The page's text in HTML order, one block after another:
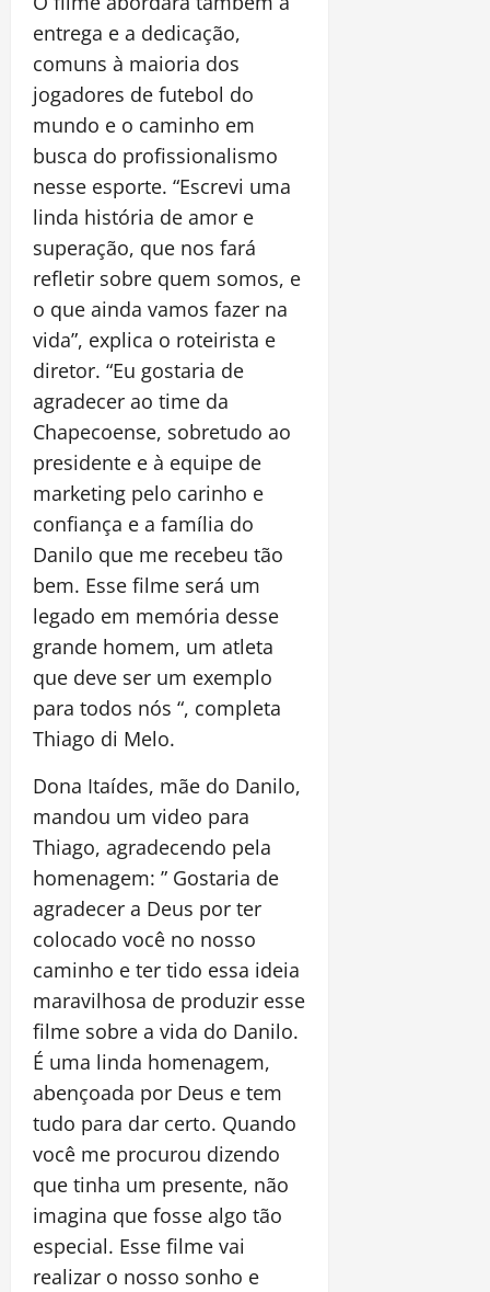
entrega e a dedicação,
comuns à maioria dos
jogadores de futebol do
mundo e o caminho em
busca do profissionalismo
nesse esporte. “Escrevi uma
linda história de amor e
superação, que nos fará
refletir sobre quem somos, e
o que ainda vamos fazer na
vida”, explica o roteirista e
diretor. “Eu gostaria de
agradecer ao time da
Chapecoense, sobretudo ao
presidente e à equipe de
marketing pelo carinho e
confiança e a família do
Danilo que me recebeu tão
bem. Esse filme será um
legado em memória desse
grande homem, um atleta
que deve ser um exemplo
para todos nós “, completa
Thiago di Melo.
Dona Itaídes, mãe do Danilo,
mandou um video para
Thiago, agradecendo pela
homenagem: ” Gostaria de
agradecer a Deus por ter
colocado você no nosso
caminho e ter tido essa ideia
maravilhosa de produzir esse
filme sobre a vida do Danilo.
É uma linda homenagem,
abençoada por Deus e tem
tudo para dar certo. Quando
você me procurou dizendo
que tinha um presente, não
imagina que fosse algo tão
especial. Esse filme vai
realizar o nosso sonho e